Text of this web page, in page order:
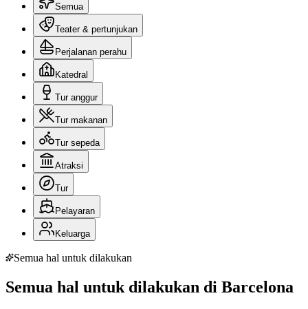
Semua
Teater & pertunjukan
Perjalanan perahu
Katedral
Tur anggur
Tur makanan
Tur sepeda
Atraksi
Tur
Pelayaran
Keluarga
Semua hal untuk dilakukan
Semua hal untuk dilakukan di Barcelona